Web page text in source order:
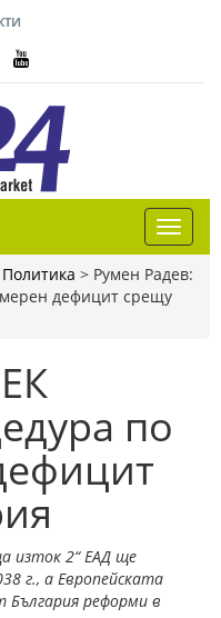
Политика > Румен Радев:
дефицит срещу
по
изток 2“ ЕАД ще
г., а Европейската
България реформи в